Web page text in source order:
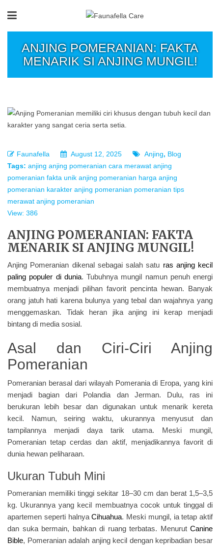
ANJING POMERANIAN: FAKTA
MENARIK SI ANJING MUNGIL!
Faunafella August 12, 2025 Anjing, Blog
Tags: anjing anjing pomeranian cara merawat anjing
pomeranian fakta unik anjing pomeranian harga anjing
pomeranian karakter anjing pomeranian pomeranian tips
merawat anjing pomeranian
View: 386
ANJING POMERANIAN: FAKTA
MENARIK SI ANJING MUNGIL!
Anjing Pomeranian dikenal sebagai salah satu ras anjing kecil
paling populer di dunia. Tubuhnya mungil namun penuh energi
membuatnya menjadi pilihan favorit pencinta hewan. Banyak
orang jatuh hati karena bulunya yang tebal dan wajahnya yang
menggemaskan. Tidak heran jika anjing ini kerap menjadi
bintang di media sosial.
Asal dan Ciri-Ciri Anjing
Pomeranian
Pomeranian berasal dari wilayah Pomerania di Eropa, yang kini
menjadi bagian dari Polandia dan Jerman. Dulu, ras ini
berukuran lebih besar dan digunakan untuk menarik kereta
kecil. Namun, seiring waktu, ukurannya menyusut dan
tampilannya menjadi daya tarik utama. Meski mungil,
Pomeranian tetap cerdas dan aktif, menjadikannya favorit di
dunia hewan peliharaan.
Ukuran Tubuh Mini
Pomeranian memiliki tinggi sekitar 18–30 cm dan berat 1,5–3,5
kg. Ukurannya yang kecil membuatnya cocok untuk tinggal di
apartemen seperti halnyaCihuahua. Meski mungil, ia tetap aktif
dan suka bermain, bahkan di ruang terbatas. Menurut Canine
Bible, Pomeranian adalah anjing kecil dengan kepribadian besar